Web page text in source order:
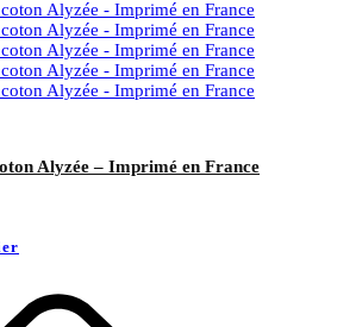
Alyzée – Imprimé en France